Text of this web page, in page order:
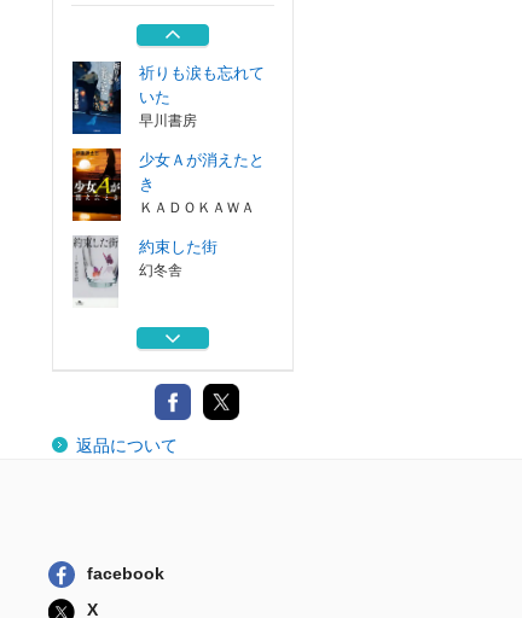
東京創元社
祈りも涙も忘れて
いた
早川書房
少女Ａが消えたと
き
ＫＡＤＯＫＡＷＡ
約束した街
幻冬舎
このノラ猫、幸せ
幻冬舎
ぼくらはアン
東京創元社
返品について
facebook
X